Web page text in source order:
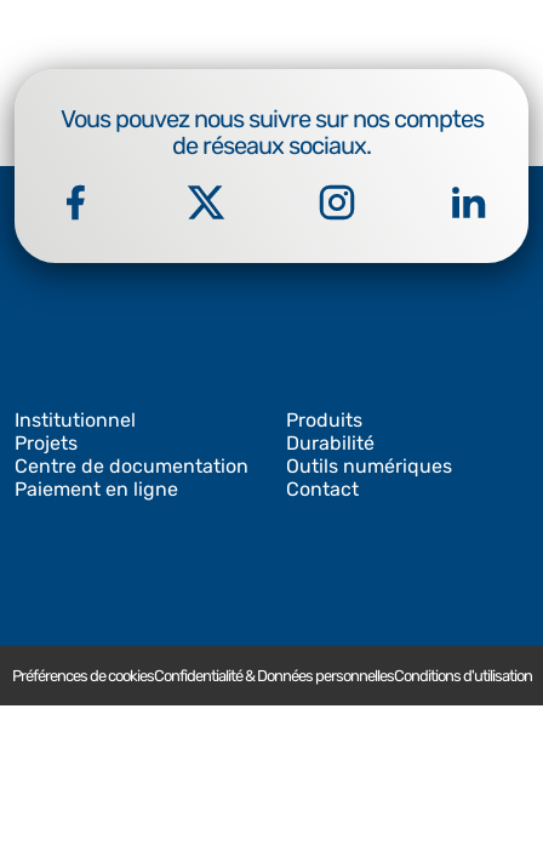
Vous pouvez nous suivre sur nos comptes
de réseaux sociaux.
Institutionnel
Produits
Projets
Durabilité
Centre de documentation
Outils numériques
Paiement en ligne
Contact
Préférences de cookiesConfidentialité & Données personnellesConditions d'utilisation